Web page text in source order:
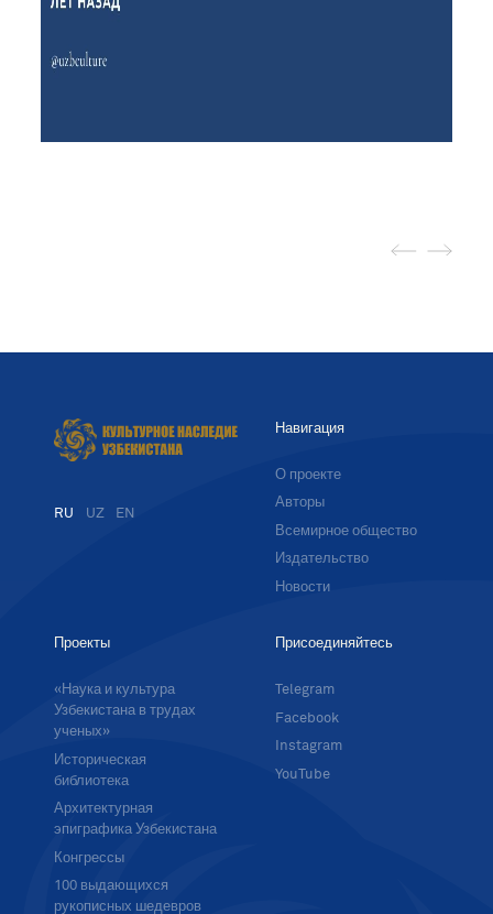
RU UZ EN
Навигация
О проекте
Авторы
Всемирное общество
Издательство
Новости
Проекты
«Наука и культура
Узбекистана в трудах
ученых»
Историческая
библиотека
Архитектурная
эпиграфика Узбекистана
Конгрессы
100 выдающихся
рукописных шедевров
Присоединяйтесь
Telegram
Facebook
Instagram
YouTube